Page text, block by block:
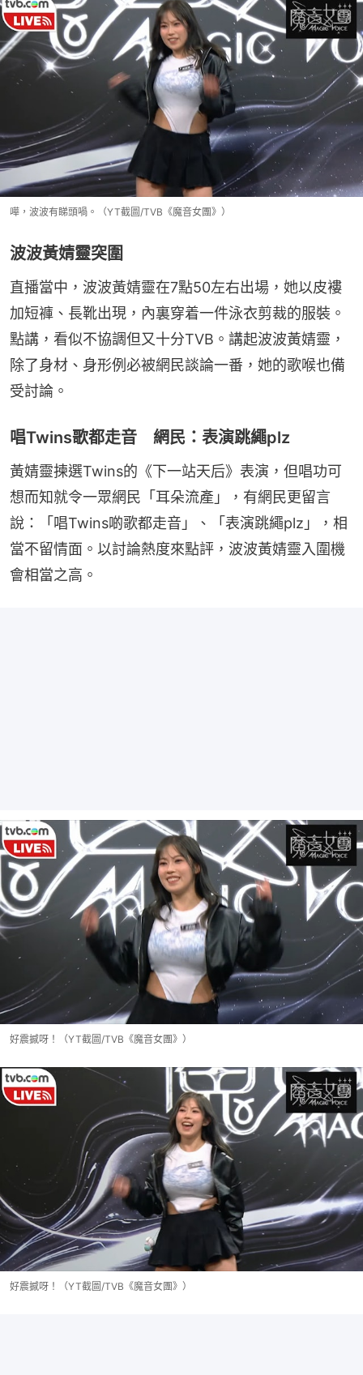
嘩，波波有睇頭喎。（YT截圖/TVB《魔音女團》）
波波黃婧靈突圍
直播當中，波波黃婧靈在7點50左右出場，她以皮褸
加短褲、長靴出現，內裏穿着一件泳衣剪裁的服裝。
點講，看似不協調但又十分TVB。講起波波黃婧靈，
除了身材、身形例必被網民談論一番，她的歌喉也備
受討論。
唱Twins歌都走音 網民：表演跳繩plz
黃婧靈揀選Twins的《下一站天后》表演，但唱功可
想而知就令一眾網民「耳朵流產」，有網民更留言
說：「唱Twins啲歌都走音」、「表演跳繩plz」，相
當不留情面。以討論熱度來點評，波波黃婧靈入圍機
會相當之高。
好震撼呀！（YT截圖/TVB《魔音女團》）
好震撼呀！（YT截圖/TVB《魔音女團》）